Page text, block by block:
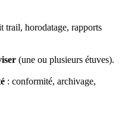
trail, horodatage, rapports
(une ou plusieurs étuves).
: conformité, archivage,